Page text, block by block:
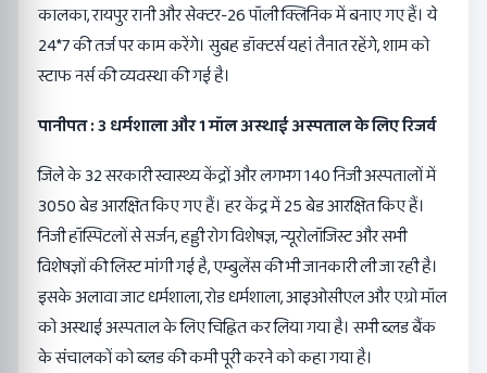
कालका, रायपुर रानी और सेक्टर-26 पॉली क्लिनिक में बनाए गए हैं। ये
24*7 की तर्ज पर काम करेंगे। सुबह डॉक्टर्स यहां तैनात रहेंगे, शाम को
स्टाफ नर्स की व्यवस्था की गई है।
पानीपत : 3 धर्मशाला और 1 मॉल अस्थाई अस्पताल के लिए रिजर्व
जिले के 32 सरकारी स्वास्थ्य केंद्रों और लगभग 140 निजी अस्पतालों में
3050 बेड आरक्षित किए गए हैं। हर केंद्र में 25 बेड आरक्षित किए हैं।
निजी हॉस्पिटलों से सर्जन, हड्डी रोग विशेषज्ञ, न्यूरोलॉजिस्ट और सभी
विशेषज्ञों की लिस्ट मांगी गई है, एम्बुलेंस की भी जानकारी ली जा रही है।
इसके अलावा जाट धर्मशाला, रोड धर्मशाला, आइओसीएल और एग्रो मॉल
को अस्थाई अस्पताल के लिए चिह्नित कर लिया गया है। सभी ब्लड बैंक
के संचालकों को ब्लड की कमी पूरी करने को कहा गया है।